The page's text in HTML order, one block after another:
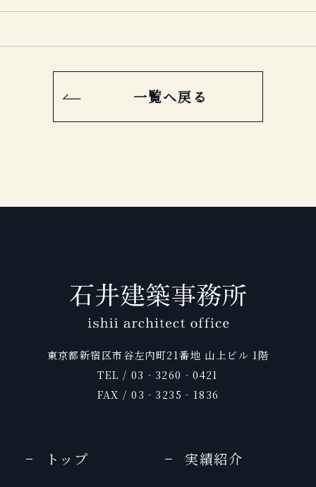
一覧へ戻る
東京都新宿区市谷左内町21番地 山上ビル 1階
TEL / 03‐3260‐0421
FAX / 03‐3235‐1836
トップ 実績紹介